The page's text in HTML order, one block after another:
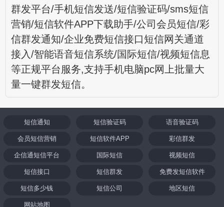
群发平台/手机短信发送/短信验证码/sms短信
营销/短信软件APP下载助手/公司会员短信/彩
信群发通知/企业免费短信接口短信网关通道
接入/智能语音短信系统/国际短信/视频短信息
等正规平台服务,支持手机电脑pc网上批量大
量一键群发短信。
短信通知 短信验证码 语音验证码
会员短信营销 短信软件APP 彩信群发
企信通短信平台 国际短信 视频短信
短信接口 短信群发 免费发短信软件
短信多少钱 短信公司 地区短信
网站地图